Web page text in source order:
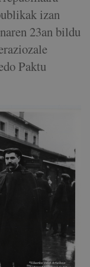
izan
23an bildu
Paktu